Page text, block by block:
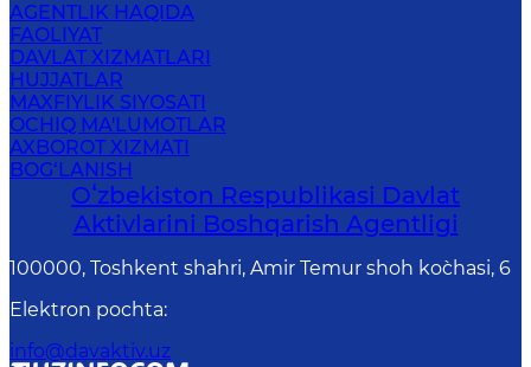
AGENTLIK HAQIDA
FAOLIYAT
DAVLAT XIZMATLARI
HUJJATLAR
MAXFIYLIK SIYOSATI
OCHIQ MA'LUMOTLAR
AXBOROT XIZMATI
BOG‘LANISH
Oʻzbekiston Respublikasi Davlat
Aktivlarini Boshqarish Agentligi
100000, Toshkent shahri, Amir Temur shoh ko`chasi, 6
Elektron pochta:
info@davaktiv.uz